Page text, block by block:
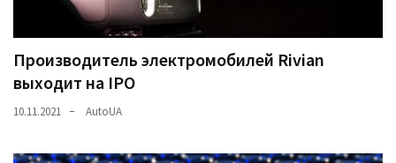
Производитель электромобилей Rivian
выходит на IPO
10.11.2021 AutoUA